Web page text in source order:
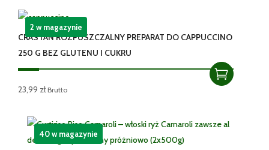
CRASTAN ROZPUSZCZALNY PREPARAT DO CAPPUCCINO
250 G BEZ GLUTENU I CUKRU
23,99 zł Brutto
2 w magazynie
40 w magazynie